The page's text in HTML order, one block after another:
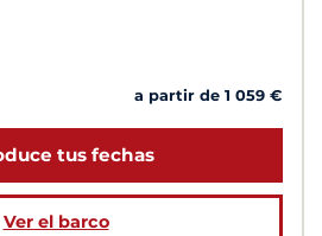
a partir de 1 059 €
tus fechas
Ver el barco